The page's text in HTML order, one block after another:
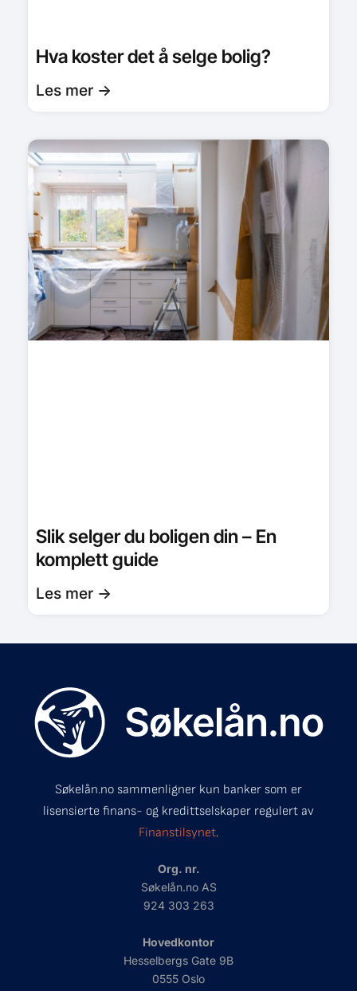
Hva koster det å selge bolig?
Les mer ->
Slik selger du boligen din – En
komplett guide
Les mer ->
Søkelån.no sammenligner kun banker som er
lisensierte finans- og kredittselskaper regulert av
Finanstilsynet.
Org. nr.
Søkelån.no AS
924 303 263
Hovedkontor
Hesselbergs Gate 9B
0555 Oslo